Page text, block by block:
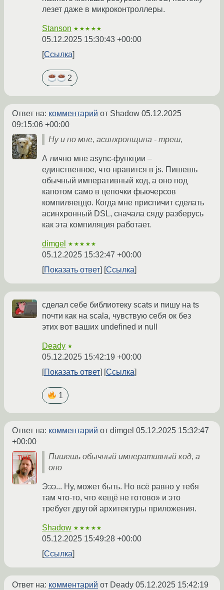
лезет даже в микроконтроллеры.
Stanson ★★★★★
05.12.2025 15:30:43 +00:00
Ссылка
2
Ответ на: комментарий от Shadow 05.12.2025
09:15:06 +00:00
Ну и по мне, асинхронщина - треш,
А лично мне async-функции –
единственное, что нравится в js. Пишешь
обычный императивный код, а оно под
капотом само в цепочки фьючерсов
компиляеццо. Когда мне приспичит сделать
асинхронный DSL, сначала сяду разберусь
как эта компиляция работает.
dimgel ★★★★★
05.12.2025 15:32:47 +00:00
Показать ответ
Ссылка
сделал себе библиотеку scats и пишу на ts
почти как на scala, чувствую себя ок без
этих вот ваших undefined и null
Deady ★
05.12.2025 15:42:19 +00:00
Показать ответ
Ссылка
1
Ответ на: комментарий от dimgel 05.12.2025 15:32:47
+00:00
Пишешь обычный императивный код, а
оно
Эээ... Ну, может быть. Но всё равно у тебя
там что-то, что «ещё не готово» и это
требует другой архитектуры приложения.
Shadow ★★★★★
05.12.2025 15:49:28 +00:00
Ссылка
Ответ на: комментарий от Deady 05.12.2025 15:42:19